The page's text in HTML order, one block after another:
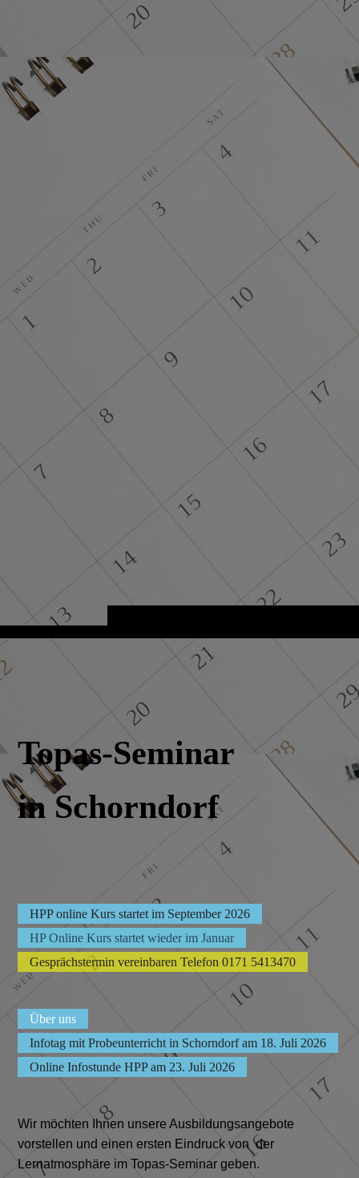
Topas-Seminar
inSchorndorf
HPP online Kurs startet im September 2026
HP Online Kurs startet wieder im Januar
Gesprächstermin vereinbaren Telefon 0171 5413470
Über uns
Infotag mit Probeunterricht in Schorndorf am 18. Juli 2026
Online Infostunde HPP am 23. Juli 2026
Wir möchten Ihnen unsere Ausbildungsangebote
vorstellen und einen ersten Eindruck von der
Lernatmosphäre im Topas-Seminar geben.